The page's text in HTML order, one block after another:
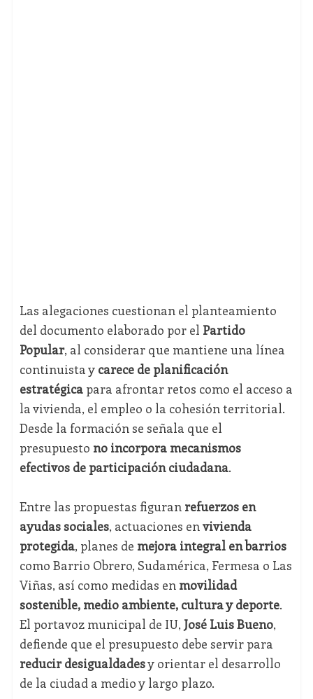
Las alegaciones cuestionan el planteamiento
del documento elaborado por el Partido
Popular, al considerar que mantiene una línea
continuista y carece de planificación
estratégicapara afrontar retos como el acceso a
la vivienda, el empleo o la cohesión territorial.
Desde la formación se señala que el
presupuesto no incorpora mecanismos
efectivos de participación ciudadana.
Entre las propuestas figuran refuerzos en
ayudas sociales, actuaciones envivienda
protegida, planes de mejora integral en barrios
como Barrio Obrero, Sudamérica, Fermesa o Las
Viñas, así como medidas en movilidad
sostenible, medio ambiente, cultura y deporte.
El portavoz municipal de IU, José Luis Bueno,
defiende que el presupuesto debe servir para
reducir desigualdadesy orientar el desarrollo
de la ciudad a medio y largo plazo.